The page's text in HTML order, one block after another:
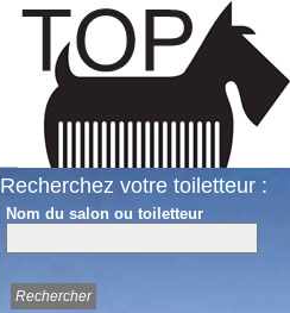
Recherchez votre toiletteur :
Nom du salon ou toiletteur